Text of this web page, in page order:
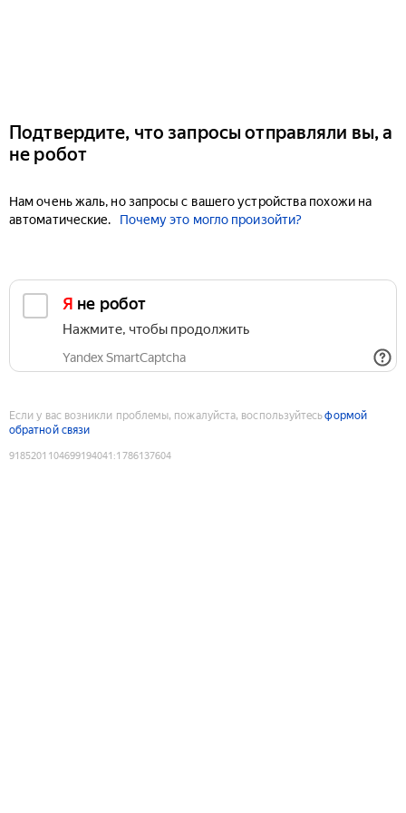
Подтвердите, что запросы отправляли вы, а
не робот
Нам очень жаль, но запросы с вашего устройства похожи на
автоматические.
Почему это могло произойти?
Я не робот
Нажмите, чтобы продолжить
Yandex SmartCaptcha
Если у вас возникли проблемы, пожалуйста, воспользуйтесьформой
обратной связи
9185201104699194041 :1786137604